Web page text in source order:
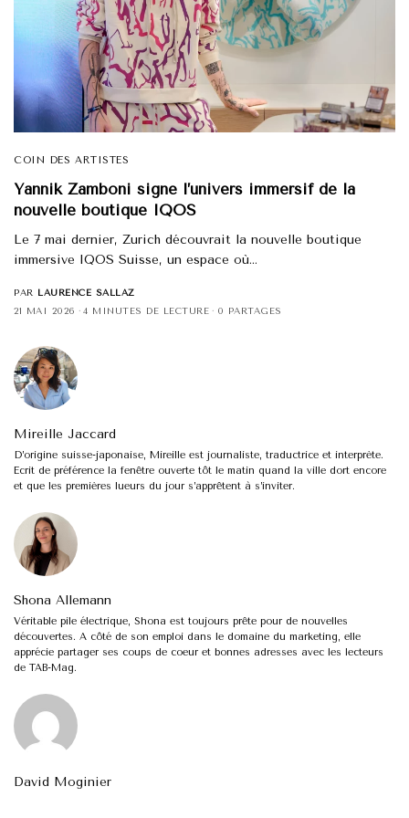
COIN DES ARTISTES
Yannik Zamboni signe l’univers immersif de la
nouvelle boutique IQOS
Le 7 mai dernier, Zurich découvrait la nouvelle boutique
immersive IQOS Suisse, un espace où…
PAR LAURENCE SALLAZ
21 MAI 2026
4 MINUTES DE LECTURE 0 PARTAGES
Mireille Jaccard
D’origine suisse-japonaise, Mireille est journaliste, traductrice et interprète.
Ecrit de préférence la fenêtre ouverte tôt le matin quand la ville dort encore
et que les premières lueurs du jour s’apprêtent à s’inviter.
Shona Allemann
Véritable pile électrique, Shona est toujours prête pour de nouvelles
découvertes. A côté de son emploi dans le domaine du marketing, elle
apprécie partager ses coups de coeur et bonnes adresses avec les lecteurs
de TAB-Mag.
David Moginier